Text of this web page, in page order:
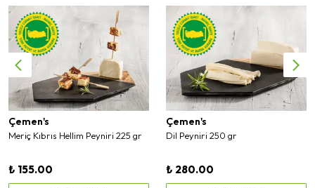
Çemen's
Meriç Kıbrıs Hellim Peyniri 225 gr
₺ 155.00
Çemen's
Dil Peyniri 250 gr
₺ 280.00